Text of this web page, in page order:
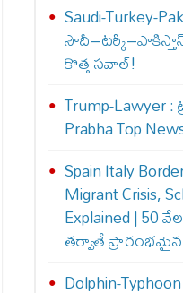
Saudi-Turkey-
కొత్త సవాల్!
Trump-Lawyer :
Prabha Top
Spain Italy
Migrant Crisis,
Explained | 50
తర్వాతే
Dolphin-